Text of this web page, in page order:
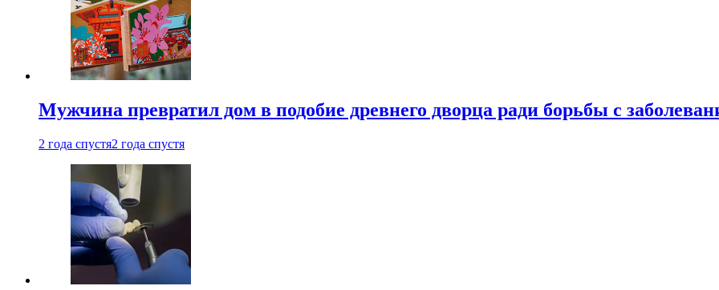
Мужчина превратил дом в подобие древнего дворца ради борьбы с
2 года спустя2 года спустя